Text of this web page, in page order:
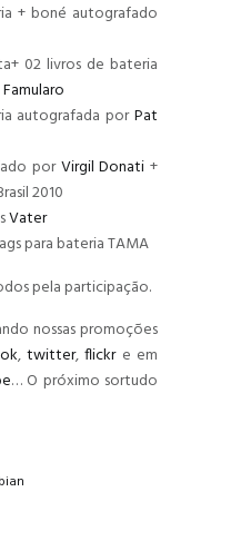
+ boné autografado
02 livros de bateria
autografada porPat
porVirgil Donati +
2010
Vater
para bateria TAMA
pela participação.
nossas promoções
, twitter,flickre em
… O próximo sortudo